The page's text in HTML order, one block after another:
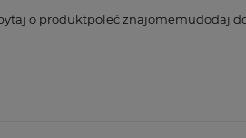
o produktpoleć znajomemudodaj